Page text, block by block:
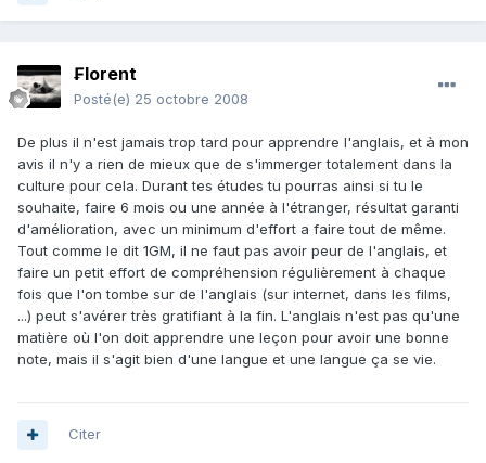
₣lorent
Posté(e) 25 octobre 2008
De plus il n'est jamais trop tard pour apprendre l'anglais, et à mon
avis il n'y a rien de mieux que de s'immerger totalement dans la
culture pour cela. Durant tes études tu pourras ainsi si tu le
souhaite, faire 6 mois ou une année à l'étranger, résultat garanti
d'amélioration, avec un minimum d'effort a faire tout de même.
Tout comme le dit 1GM, il ne faut pas avoir peur de l'anglais, et
faire un petit effort de compréhension régulièrement à chaque
fois que l'on tombe sur de l'anglais (sur internet, dans les films,
...) peut s'avérer très gratifiant à la fin. L'anglais n'est pas qu'une
matière où l'on doit apprendre une leçon pour avoir une bonne
note, mais il s'agit bien d'une langue et une langue ça se vie.
Citer